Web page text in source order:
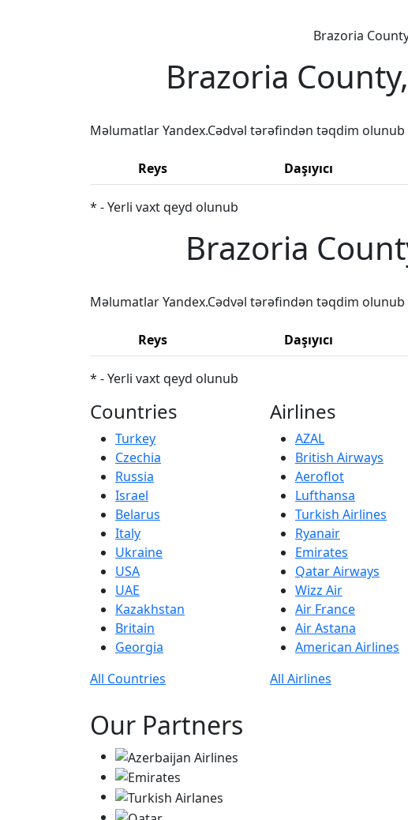
Brazoria
Brazoria
Məlumatlar Yandex.Cədvəl tərəfindən təqdim olunub
Reys Daşıyıcı
* - Yerli vaxt qeyd olunub
Brazoria
Məlumatlar Yandex.Cədvəl tərəfindən təqdim olunub
Reys Daşıyıcı
* - Yerli vaxt qeyd olunub
Countries
Turkey
Czechia
Russia
Israel
Belarus
Italy
Ukraine
USA
UAE
Kazakhstan
Britain
Georgia
All Countries
Airlines
AZAL
British Airways
Aeroflot
Lufthansa
Turkish Airlines
Ryanair
Emirates
Qatar Airways
Wizz Air
Air France
Air Astana
American Airlines
All Airlines
Our Partners